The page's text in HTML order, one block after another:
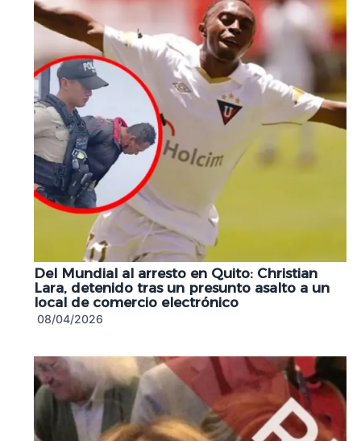
Del Mundial al arresto en Quito: Christian
Lara, detenido tras un presunto asalto a un
local de comercio electrónico
08/04/2026